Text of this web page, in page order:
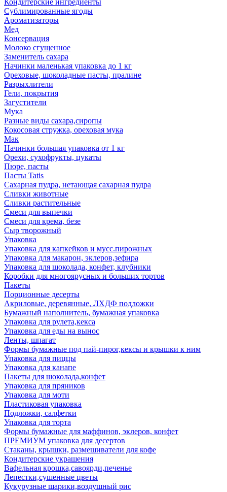
Кондитерские ингредиенты
Сублимированные ягоды
Ароматизаторы
Мед
Консервация
Молоко сгущенное
Заменитель сахара
Начинки маленькая упаковка до 1 кг
Ореховые, шоколадные пасты, пралине
Разрыхлители
Гели, покрытия
Загустители
Мука
Разные виды сахара,сиропы
Кокосовая стружка, ореховая мука
Мак
Начинки большая упаковка от 1 кг
Орехи, сухофрукты, цукаты
Пюре, пасты
Пасты Tatis
Сахарная пудра, нетающая сахарная пудра
Сливки животные
Сливки растительные
Смеси для выпечки
Смеси для крема, безе
Сыр творожный
Упаковка
Упаковка для капкейков и мусс.пирожных
Упаковка для макарон, эклеров,зефира
Упаковка для шоколада, конфет, клубники
Коробки для многоярусных и больших тортов
Пакеты
Порционные десерты
Акриловые, деревянные, ЛХДФ подложки
Бумажный наполнитель, бумажная упаковка
Упаковка для рулета,кекса
Упаковка для еды на вынос
Ленты, шпагат
Формы бумажные под пай-пирог,кексы и крышки к ним
Упаковка для пиццы
Упаковка для канапе
Пакеты для шоколада,конфет
Упаковка для пряников
Упаковка для моти
Пластиковая упаковка
Подложки, салфетки
Упаковка для торта
Формы бумажные для маффинов, эклеров, конфет
ПРЕМИУМ упаковка для десертов
Стаканы, крышки, размешиватели для кофе
Кондитерские украшения
Вафельная крошка,савоярди,печенье
Лепестки,сушенные цветы
Кукурузные шарики,воздушный рис